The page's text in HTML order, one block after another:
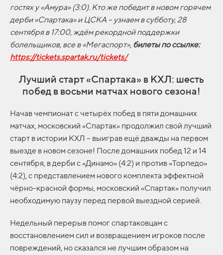
гостях у «Амура» (3:0). Кто же победит в новом горячем
дерби «Спартака» и ЦСКА – узнаем в субботу, 28
сентября в 17:00, ждём рекордной поддержки
болельщиков, все в «Мегаспорт», билеты по ссылке:
https://tickets.spartak.ru/tickets/
Лучший старт «Спартака» в КХЛ: шесть
побед в восьми матчах нового сезона!
Начав чемпионат с четырёх побед в пяти домашних
матчах, московский «Спартак» продолжил свой лучший
старт в истории КХЛ – выиграв ещё дважды на первом
выезде в новом сезоне! После домашних побед 12 и 14
сентября, в дерби с «Динамо» (4:2) и против «Торпедо»
(4:2), с представлением нового комплекта эффектной
чёрно-красной формы, московский «Спартак» получил
необходимую паузу перед первой выездной серией.
Недельный перерыв помог спартаковцам с
восстановлением сил и возвращением игроков после
повреждений, но сказался не лучшим образом на